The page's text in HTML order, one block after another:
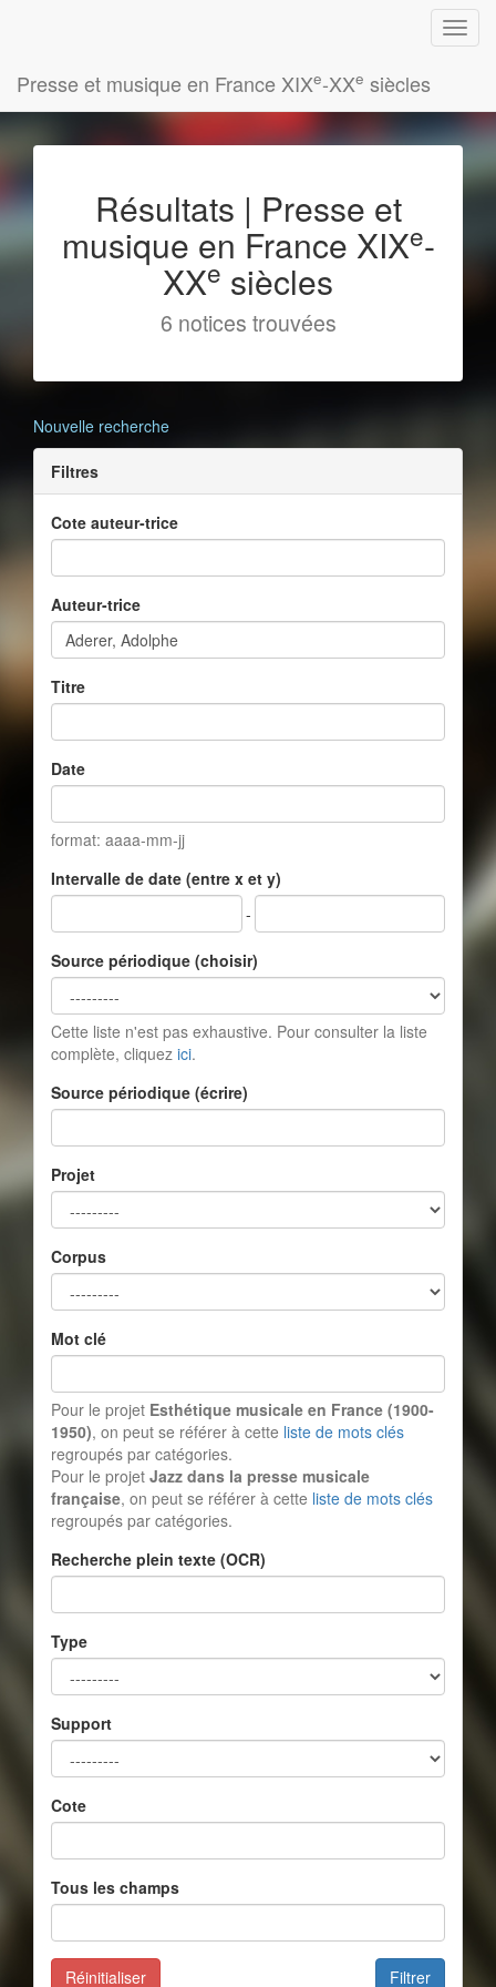
Presse et musique en France XIXe-XXe siècles
Résultats | Presse et
musique en France XIXe-
XXe siècles
6 notices trouvées
Nouvelle recherche
Filtres
Cote auteur-trice
Auteur-trice
Titre
Date
format: aaaa-mm-jj
Intervalle de date (entre x et y)
-
Source périodique (choisir)
Cette liste n'est pas exhaustive. Pour consulter la liste
complète, cliquez ici.
Source périodique (écrire)
Projet
Corpus
Mot clé
Pour le projet Esthétique musicale en France (1900-
1950), on peut se référer à cette liste de mots clés
regroupés par catégories.
Pour le projet Jazz dans la presse musicale
française, on peut se référer à cette liste de mots clés
regroupés par catégories.
Recherche plein texte (OCR)
Type
Support
Cote
Tous les champs
Filtrer
Réinitialiser